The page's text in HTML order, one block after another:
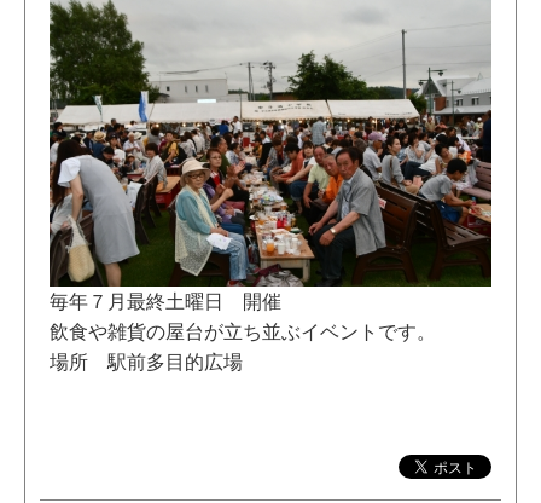
毎年７月最終土曜日 開催
飲食や雑貨の屋台が立ち並ぶイベントです。
場所 駅前多目的広場